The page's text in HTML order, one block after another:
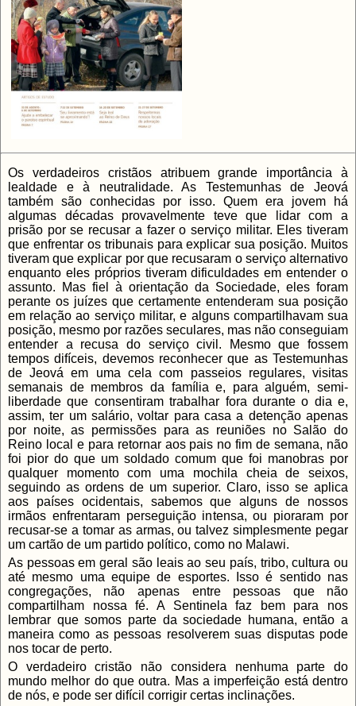
Os verdadeiros cristãos atribuem grande importância à
lealdade e à neutralidade. As Testemunhas de Jeová
também são conhecidas por isso. Quem era jovem há
algumas décadas provavelmente teve que lidar com a
prisão por se recusar a fazer o serviço militar. Eles tiveram
que enfrentar os tribunais para explicar sua posição. Muitos
tiveram que explicar por que recusaram o serviço alternativo
enquanto eles próprios tiveram dificuldades em entender o
assunto. Mas fiel à orientação da Sociedade, eles foram
perante os juízes que certamente entenderam sua posição
em relação ao serviço militar, e alguns compartilhavam sua
posição, mesmo por razões seculares, mas não conseguiam
entender a recusa do serviço civil. Mesmo que fossem
tempos difíceis, devemos reconhecer que as Testemunhas
de Jeová em uma cela com passeios regulares, visitas
semanais de membros da família e, para alguém, semi-
liberdade que consentiram trabalhar fora durante o dia e,
assim, ter um salário, voltar para casa a detenção apenas
por noite, as permissões para as reuniões no Salão do
Reino local e para retornar aos pais no fim de semana, não
foi pior do que um soldado comum que foi manobras por
qualquer momento com uma mochila cheia de seixos,
seguindo as ordens de um superior. Claro, isso se aplica
aos países ocidentais, sabemos que alguns de nossos
irmãos enfrentaram perseguição intensa, ou pioraram por
recusar-se a tomar as armas, ou talvez simplesmente pegar
um cartão de um partido político, como no Malawi.
As pessoas em geral são leais ao seu país, tribo, cultura ou
até mesmo uma equipe de esportes. Isso é sentido nas
congregações, não apenas entre pessoas que não
compartilham nossa fé. A Sentinela faz bem para nos
lembrar que somos parte da sociedade humana, então a
maneira como as pessoas resolverem suas disputas pode
nos tocar de perto.
O verdadeiro cristão não considera nenhuma parte do
mundo melhor do que outra. Mas a imperfeição está dentro
de nós, e pode ser difícil corrigir certas inclinações.